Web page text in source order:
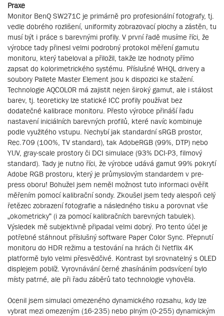
Praxe
Monitor BenQ SW271C je primárně pro profesionální fotografy, tj.
vedle dobrého rozlišení, uniformity zobrazovací plochy a zástěn, tu
musí být i práce s barevnými profily. V první řadě musíme říci, že
výrobce tady přinesl velmi podrobný protokol měření gamutu
monitoru, který tabeloval a přiložil, takže lze hodnoty přímo
zapsat do kolorimetrického systému. Příslušné WHQL drivery a
soubory Pallete Master Element jsou k dispozici ke stažení.
Technologie AQCOLOR má zajistit nejen široký gamut, ale i stálost
barev, tj. teoreticky lze statické ICC profily používat bez
dodatečné kalibrace monitoru. Přesto výrobce přináší řadu
nastavení iniciálních barevných profilů, které navíc kombinuje
podle využitého vstupu. Nechybí jak standardní sRGB prostor,
Rec.709 (100%, TV standard), tak AdobeRGB (99%, DTP) nebo
YUV, gray-scale prostory či DCI simulace (93% DCI-P3, filmový
standard). Tady je nutno říci, že výrobce udává gamut 99% pokrytí
Adobe RGB prostoru, který je průmyslovým standardem v pre-
press oboru! Bohužel jsem neměl možnost tuto informaci ověřit
měřením pomocí kalibrační sondy. Zkoušel jsem tedy alespoň celý
řetězec zobrazení fotografie a následného tisku a porovnat vše
„okometricky“ (i za pomocí kalibračních barevných tabulek).
Výsledek mě subjektivně připadal velmi dobrý. Pro tento účel je
potřebné stáhnout příslušný software Paper Color Sync. Přepnutí
monitoru do HDR režimu a testování na hrách či Netflix 4K
platformě bylo velmi přesvědčivé. Kontrast byl srovnatelný s OLED
displejem poblíž. Vyrovnávání černé zhasínáním podsvícení bylo
místy patrné, ale při řadu záběrů tato technologie vyhověla.
Ocenil jsem simulaci omezeného dynamického rozsahu, kdy lze
vybrat mezi omezeným (16-235) nebo plným (0-255) dynamickým